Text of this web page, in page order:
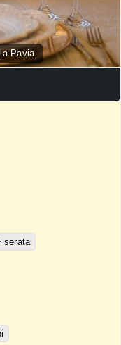
Pavia
serata